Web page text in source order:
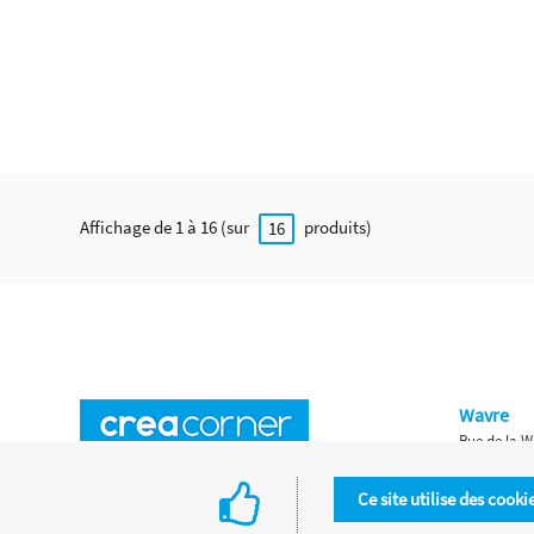
Affichage de 1 à 16 (sur 16 produits)
Ce site utilise des
Wavre
Rue de la
Waterloo
Chaussée